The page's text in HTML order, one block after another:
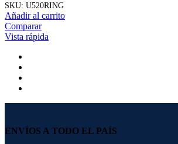
SKU: U520RING
Añadir al carrito
Comparar
Vista rápida
ENVÍOS A TODO EL PAÍS